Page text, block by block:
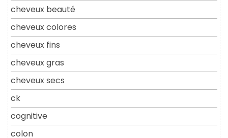
cheveux beauté
cheveux colores
cheveux fins
cheveux gras
cheveux secs
ck
cognitive
colon